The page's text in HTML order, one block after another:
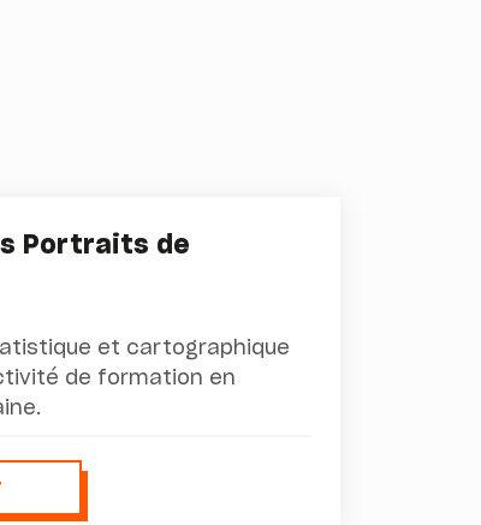
Portraits de
et cartographique
de formation en